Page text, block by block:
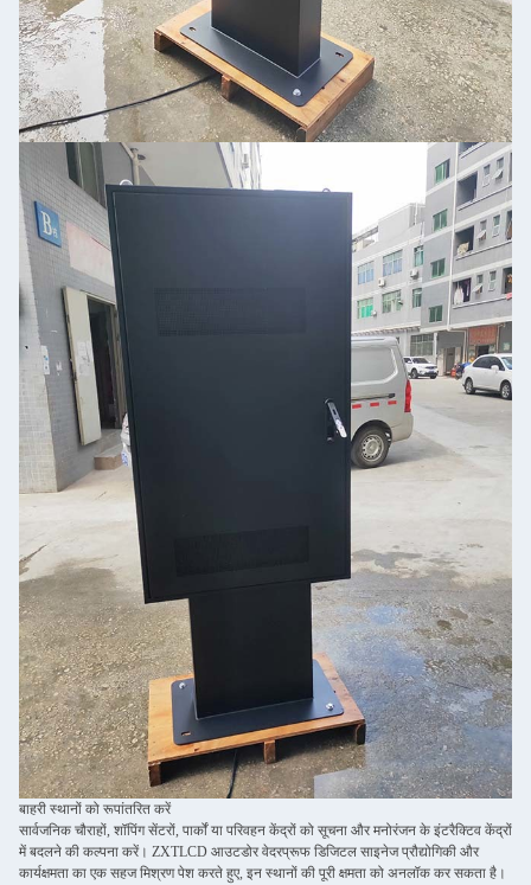
बाहरी स्थानों को रूपांतरित करें
सार्वजनिक चौराहों, शॉपिंग सेंटरों, पार्कों या परिवहन केंद्रों को सूचना और मनोरंजन के इंटरैक्टिव केंद्रों
में बदलने की कल्पना करें। ZXTLCD आउटडोर वेदरप्रूफ डिजिटल साइनेज प्रौद्योगिकी और
कार्यक्षमता का एक सहज मिश्रण पेश करते हुए, इन स्थानों की पूरी क्षमता को अनलॉक कर सकता है।